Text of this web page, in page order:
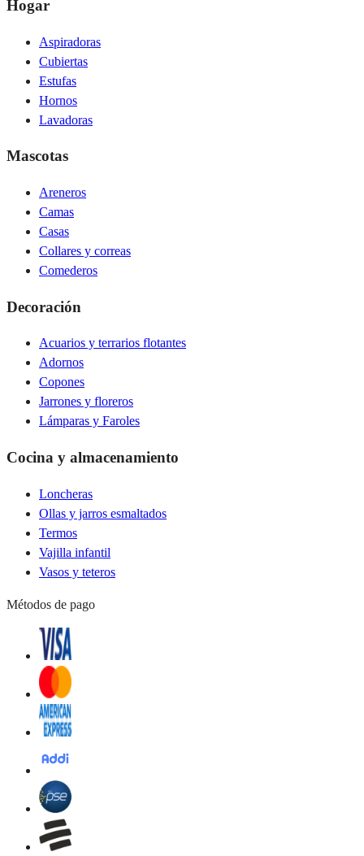
Hogar
Aspiradoras
Cubiertas
Estufas
Hornos
Lavadoras
Mascotas
Areneros
Camas
Casas
Collares y correas
Comederos
Decoración
Acuarios y terrarios flotantes
Adornos
Copones
Jarrones y floreros
Lámparas y Faroles
Cocina y almacenamiento
Loncheras
Ollas y jarros esmaltados
Termos
Vajilla infantil
Vasos y teteros
Métodos de pago